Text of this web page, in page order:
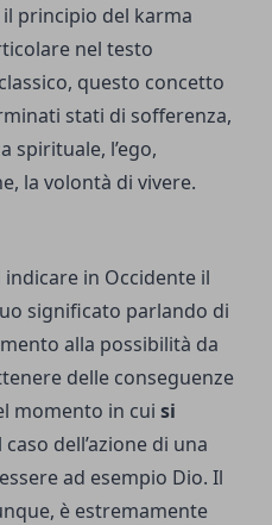
principio del karma
nel testo
questo concetto
stati di sofferenza,
spirituale, l’ego,
la volontà di vivere.
in Occidente il
significato parlando di
alla possibilità da
delle conseguenze
momento in cui si
caso dell’azione di una
ad esempio Dio. Il
è estremamente